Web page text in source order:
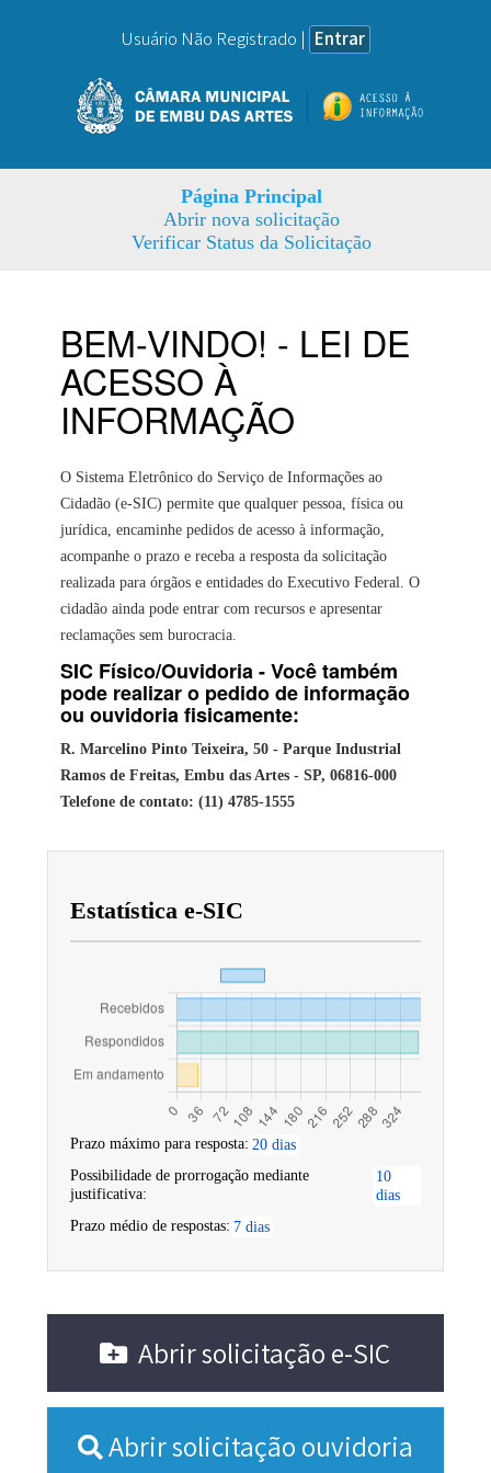
Usuário Não Registrado | Entrar
Página Principal
Abrir nova solicitação
Verificar Status da Solicitação
BEM-VINDO! - LEI DE
ACESSO À
INFORMAÇÃO
O Sistema Eletrônico do Serviço de Informações ao
Cidadão (e-SIC) permite que qualquer pessoa, física ou
jurídica, encaminhe pedidos de acesso à informação,
acompanhe o prazo e receba a resposta da solicitação
realizada para órgãos e entidades do Executivo Federal. O
cidadão ainda pode entrar com recursos e apresentar
reclamações sem burocracia.
SIC Físico/Ouvidoria - Você também
pode realizar o pedido de informação
ou ouvidoria fisicamente:
R. Marcelino Pinto Teixeira, 50 - Parque Industrial
Ramos de Freitas, Embu das Artes - SP, 06816-000
Telefone de contato: (11) 4785-1555
Estatística e-SIC
Prazo máximo para resposta: 20 dias
Possibilidade de prorrogação mediante
justificativa:
10
dias
Prazo médio de respostas: 7 dias
Abrir solicitação e-SIC
Abrir solicitação ouvidoria